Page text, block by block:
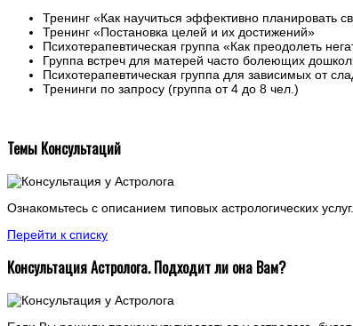
Тренинг «Как научиться эффективно планировать
Тренинг «Постановка целей и их достижений»
Психотерапевтическая группа «Как преодолеть
Группа встреч для матерей часто болеющих
Психотерапевтическая группа для зависимых от
Тренинги по запросу (группа от 4 до 8 чел.)
Темы Консультаций
Ознакомьтесь с описанием типовых астрологических услуг.
Перейти к списку
Консультация Астролога. Подходит ли она Вам?